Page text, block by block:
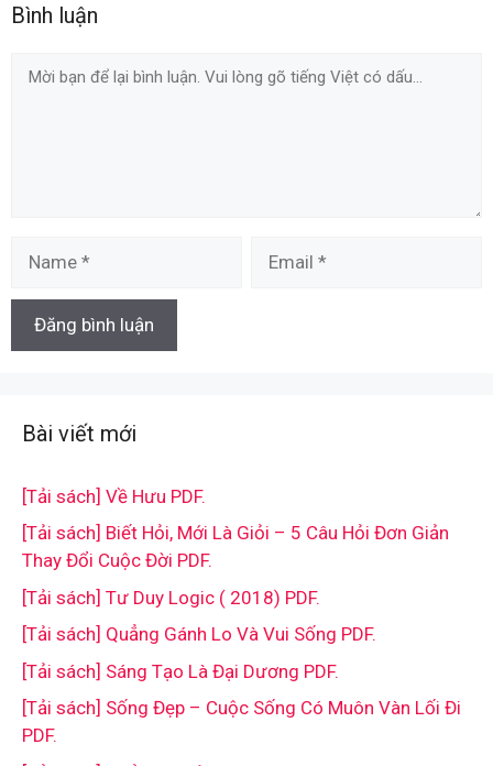
Bình luận
Comment
Bài viết mới
[Tải sách] Về Hưu PDF.
[Tải sách] Biết Hỏi, Mới Là Giỏi – 5 Câu Hỏi Đơn Giản
Thay Đổi Cuộc Đời PDF.
[Tải sách] Tư Duy Logic ( 2018) PDF.
[Tải sách] Quẳng Gánh Lo Và Vui Sống PDF.
[Tải sách] Sáng Tạo Là Đại Dương PDF.
[Tải sách] Sống Đẹp – Cuộc Sống Có Muôn Vàn Lối Đi
PDF.